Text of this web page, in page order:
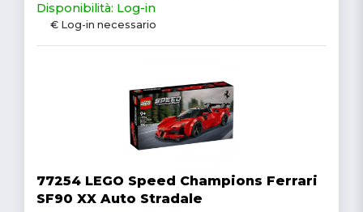
Disponibilità: Log-in
€ Log-in necessario
77254 LEGO Speed Champions Ferrari
SF90 XX Auto Stradale